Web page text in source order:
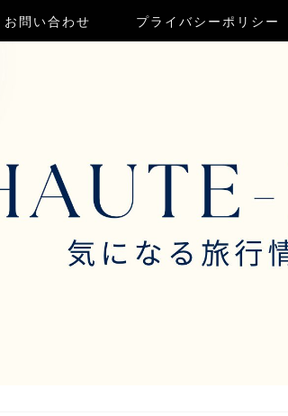
お問い合わせ プライバシーポリシー